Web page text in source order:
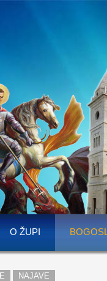
O ŽUPI
NAJAVE